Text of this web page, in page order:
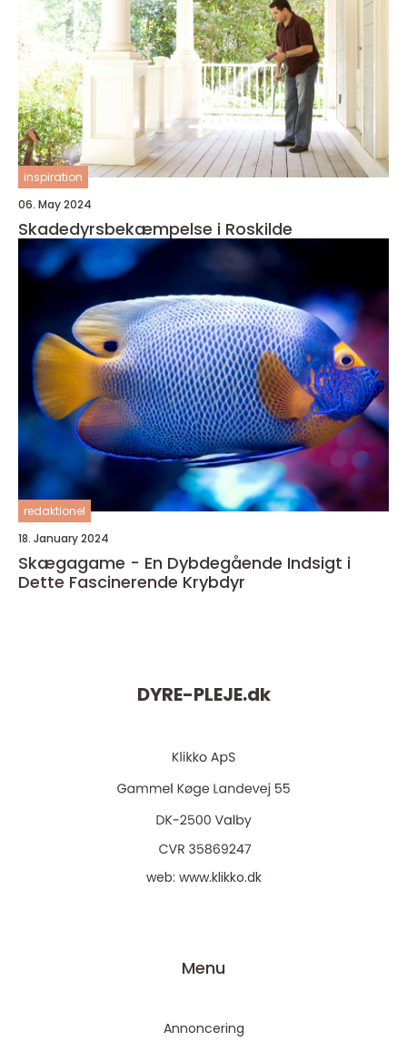
inspiration
06. May 2024
Skadedyrsbekæmpelse i Roskilde
redaktionel
18. January 2024
Skægagame - En Dybdegående Indsigt i
Dette Fascinerende Krybdyr
DYRE-PLEJE.dk
web: www.klikko.dk
Menu
Annoncering